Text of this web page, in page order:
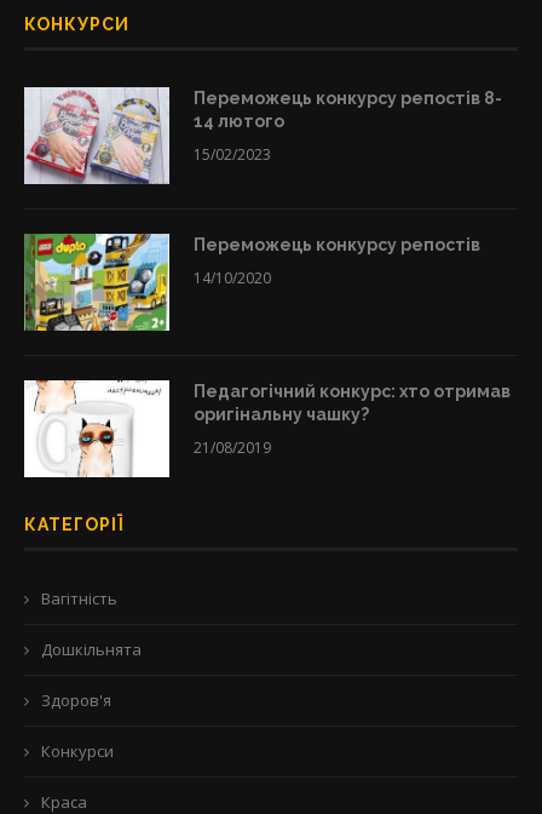
КОНКУРСИ
Переможець конкурсу репостів 8-
14 лютого
15/02/2023
Переможець конкурсу репостів
14/10/2020
Педагогічний конкурс: хто отримав
оригінальну чашку?
21/08/2019
КАТЕГОРІЇ
Вагітність
Дошкільнята
Здоров'я
Конкурси
Краса